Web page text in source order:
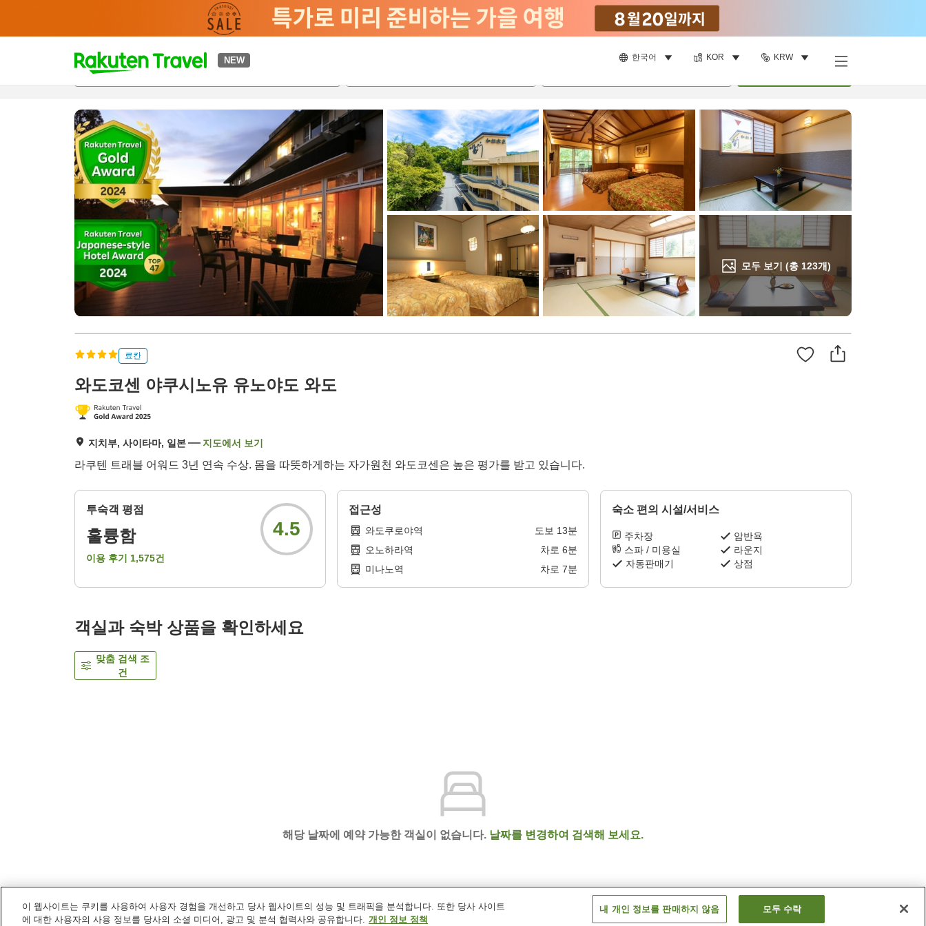
NEW 한국어 KOR KRW
t
p
a
g
e
_
s
e
a
c
h
모두 보기 (총 123개)
개요객실 & 숙박 상품이용 후기 편의 시설/서비스
료칸
와도코센 야쿠시노유 유노야도 와도
지치부, 사이타마, 일본 지도에서 보기
라쿠텐 트래블 어워드 3년 연속 수상. 몸을 따뜻하게하는 자가원천 와도코센은 높은 평가를 받고 있습니다.
투숙객 평점
훌륭함
이용 후기 1,575건
4.5
접근성
와도쿠로야역 도보 13분
오노하라역
차로 6분
미나노역
차로 7분
숙소 편의 시설/서비스
주차장
암반욕
스파 / 미용실
라운지
자동판매기
상점
객실과 숙박 상품을 확인하세요
맞춤 검색 조
건
해당 날짜에 예약 가능한 객실이 없습니다. 날짜를 변경하여 검색해 보세요.
홈 일본 사이타마 지치부 와도코센 야쿠시노유 유노야도 와도
이 웹사이트는 쿠키를 사용하여 사용자 경험을 개선하고 당사 웹사이트의 성능 및 트래픽을 분석합니다. 또한 당사 사이트
에 대한 사용자의 사용 정보를 당사의 소셜 미디어, 광고 및 분석 협력사와 공유합니다. 개인 정보 정책
내 개인 정보를 판매하지 않음 모두 수락